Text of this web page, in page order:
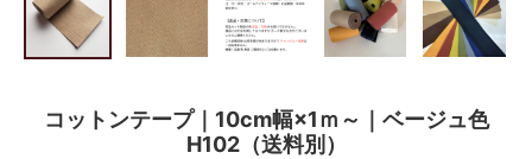
コットンテープ｜10cm幅×1ｍ～｜ベージュ色
H102（送料別）